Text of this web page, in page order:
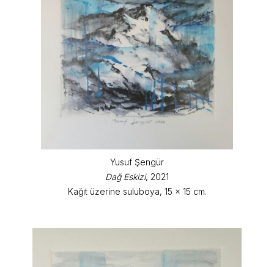
Yusuf Şengür
Dağ Eskizi, 2021
Kağıt üzerine suluboya, 15 x 15 cm.